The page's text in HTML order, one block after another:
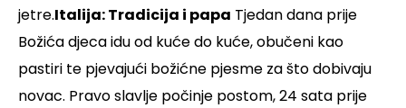
jetre.Italija: Tradicija i papa Tjedan dana prije
Božića djeca idu od kuće do kuće, obučeni kao
pastiri te pjevajući božićne pjesme za što dobivaju
novac. Pravo slavlje počinje postom, 24 sata prije